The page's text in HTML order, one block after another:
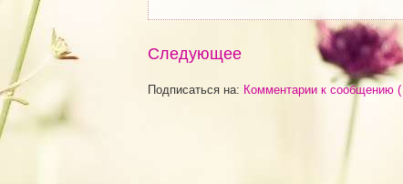
Следующее
Подписаться на: Комментарии к сообщению